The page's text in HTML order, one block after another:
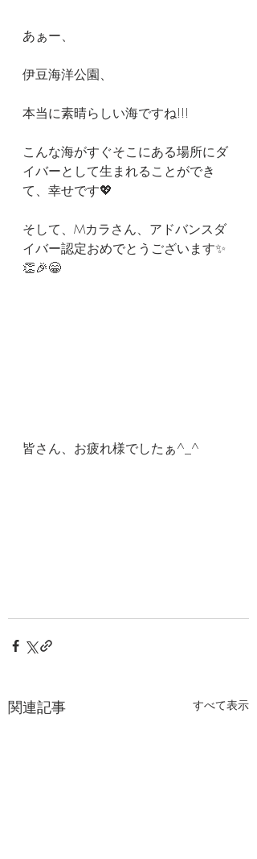
あぁー、
伊豆海洋公園、
本当に素晴らしい海ですね!!!
こんな海がすぐそこにある場所にダ
イバーとして生まれることができ
て、幸せです💖
そして、Mカラさん、アドバンスダ
イバー認定おめでとうございます✨
👏🎉😁
皆さん、お疲れ様でしたぁ^_^
関連記事 すべて表示